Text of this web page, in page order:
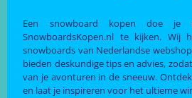
Een snowboard kopen doe
SnowboardsKopen.nl te kijken. Wij
snowboards van Nederlandse
bieden deskundige tips en advies,
van je avonturen in de sneeuw.
en laat je inspireren voor het ultieme